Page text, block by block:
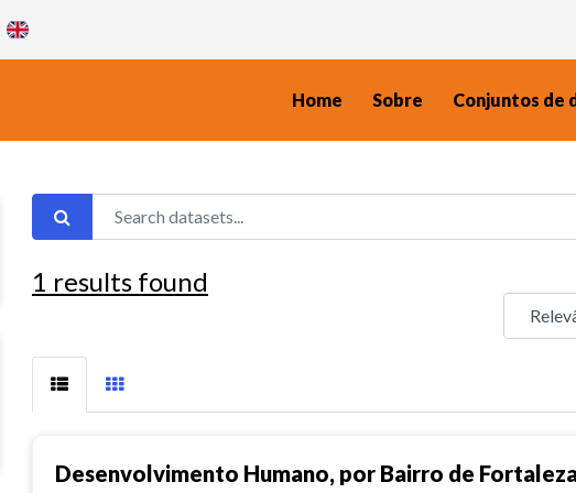
Home Sobre Conjuntos de
1 results found
Desenvolvimento Humano, por Bairro de